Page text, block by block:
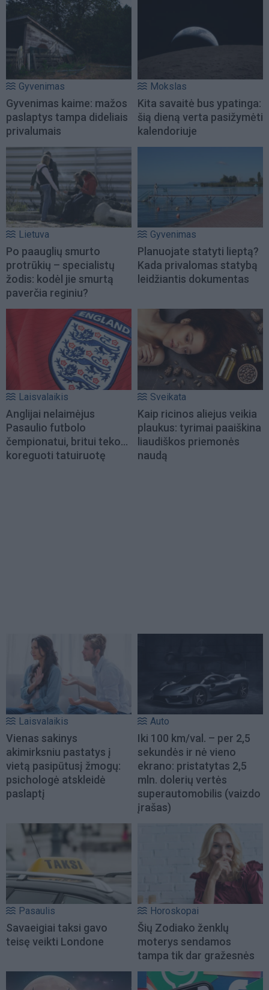
Gyvenimas
Gyvenimas kaime: mažos
paslaptys tampa dideliais
privalumais
Mokslas
Kita savaitė bus ypatinga:
šią dieną verta pasižymėti
kalendoriuje
Lietuva
Po paauglių smurto
protrūkių – specialistų
žodis: kodėl jie smurtą
paverčia reginiu?
Gyvenimas
Planuojate statyti lieptą?
Kada privalomas statybą
leidžiantis dokumentas
Laisvalaikis
Anglijai nelaimėjus
Pasaulio futbolo
čempionatui, britui teko...
koreguoti tatuiruotę
Sveikata
Kaip ricinos aliejus veikia
plaukus: tyrimai paaiškina
liaudiškos priemonės
naudą
Laisvalaikis
Vienas sakinys
akimirksniu pastatys į
vietą pasipūtusį žmogų:
psichologė atskleidė
paslaptį
Auto
Iki 100 km/val. – per 2,5
sekundės ir nė vieno
ekrano: pristatytas 2,5
mln. dolerių vertės
superautomobilis (vaizdo
įrašas)
Pasaulis
Savaeigiai taksi gavo
teisę veikti Londone
Horoskopai
Šių Zodiako ženklų
moterys sendamos
tampa tik dar gražesnės